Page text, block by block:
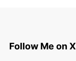
Follow Me on X